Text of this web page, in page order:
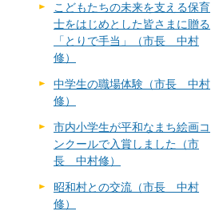
こどもたちの未来を支える保育
士をはじめとした皆さまに贈る
「とりで手当」（市長 中村
修）
中学生の職場体験（市長 中村
修）
市内小学生が平和なまち絵画コ
ンクールで入賞しました（市
長 中村修）
昭和村との交流（市長 中村
修）